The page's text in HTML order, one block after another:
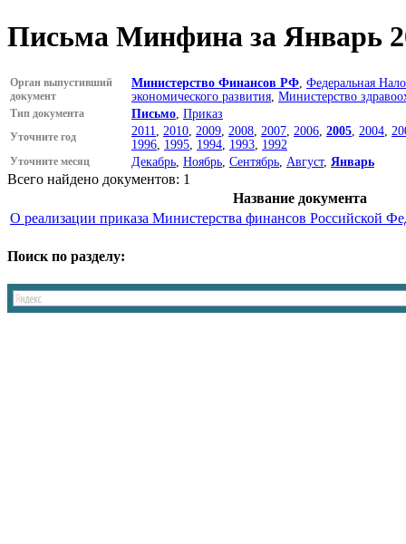
Письма Минфина за Январь
Орган выпустивший
документ
Министерство Финансов РФ Федеральная
экономического развития Министерство
Тип документа Письмо Приказ
Уточните год 2011 2010 2009 2008 2007 2006 2005 2004
1996 1995 1994 1993 1992
Уточните месяц Декабрь Ноябрь Сентябрь Август, Январь
Всего найдено документов: 1
Название документа
О реализации приказа Министерства финансов Российской
Поиск по разделу: